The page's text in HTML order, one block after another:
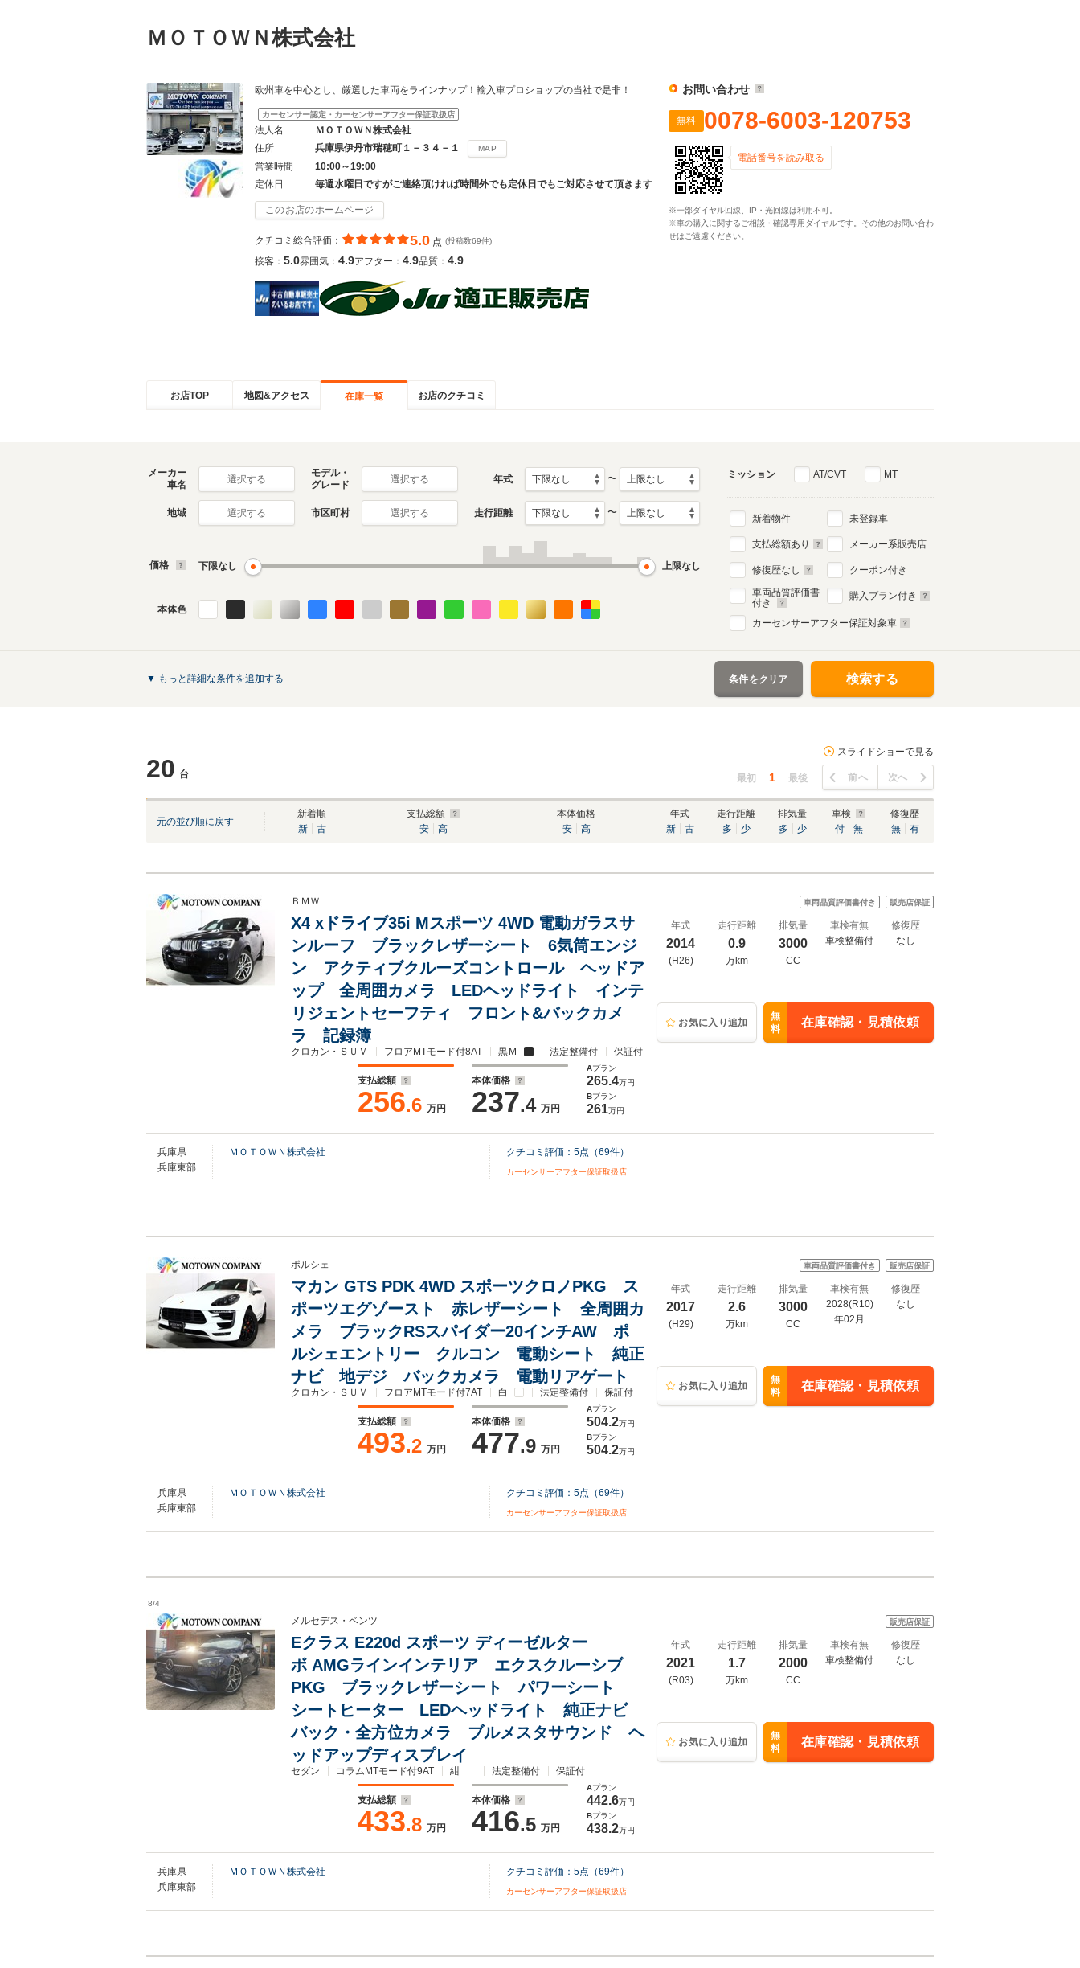
ＭＯＴＯＷＮ株式会社
欧州車を中心とし、厳選した車両をラインナップ！輸入車プロショップの当社で是非！
カーセンサー認定・カーセンサーアフター保証取扱店
法人名
ＭＯＴＯＷＮ株式会社
住所
兵庫県伊丹市瑞穂町１－３４－１ MAP
営業時間
10:00～19:00
定休日
毎週水曜日ですがご連絡頂ければ時間外でも定休日でもご対応させて頂きます
このお店のホームページ
クチコミ総合評価： 5.0 点 (投稿数69件)
接客： 5.0雰囲気： 4.9アフター： 4.9品質： 4.9
お問い合わせ
無料 0078-6003-120753
電話番号を読み取る
※一部ダイヤル回線、IP・光回線は利用不可。
※車の購入に関するご相談・確認専用ダイヤルです。その他のお問い合わ
せはご遠慮ください。
お店TOP 地図&アクセス 在庫一覧 お店のクチコミ
メーカー
車名
選択する
モデル・
グレード
選択する 年式 〜
地域 選択する 市区町村 選択する 走行距離 〜
価格 下限なし 上限なし
本体色
ミッション AT/CVT MT
新着物件
支払総額あり
修復歴なし
車両品質評価書
付き
未登録車
メーカー系販売店
クーポン付き
購入プラン付き
カーセンサーアフター保証対象車
▼ もっと詳細な条件を追加する 条件をクリア 検索する
20 台
スライドショーで見る
最初 1 最後 前へ 次へ
元の並び順に戻す
新着順
新
古
支払総額
安
高
本体価格
安
高
年式
新
古
走行距離
多
少
排気量
多
少
車検
付
無
修復歴
無
有
ＢＭＷ
X4 xドライブ35i Mスポーツ 4WD 電動ガラスサ
ンルーフ ブラックレザーシート 6気筒エンジ
ン アクティブクルーズコントロール ヘッドア
ップ 全周囲カメラ LEDヘッドライト インテ
リジェントセーフティ フロント&バックカメ
ラ 記録簿
クロカン・ＳＵＶ フロアMTモード付8AT 黒Ｍ 法定整備付 保証付
支払総額
256.6 万円
本体価格
237.4 万円
Aプラン
265.4万円
Bプラン
261万円
車両品質評価書付き 販売店保証
年式
2014
(H26)
走行距離
0.9
万km
排気量
3000
CC
車検有無
車検整備付
修復歴
なし
お気に入り追加
無
料
在庫確認・見積依頼
兵庫県
兵庫東部
ＭＯＴＯＷＮ株式会社 クチコミ評価： 5点（69件）
カーセンサーアフター保証取扱店
ポルシェ
マカン GTS PDK 4WD スポーツクロノPKG ス
ポーツエグゾースト 赤レザーシート 全周囲カ
メラ ブラックRSスパイダー20インチAW ポ
ルシェエントリー クルコン 電動シート 純正
ナビ 地デジ バックカメラ 電動リアゲート
クロカン・ＳＵＶ フロアMTモード付7AT 白 法定整備付 保証付
支払総額
493.2 万円
本体価格
477.9 万円
Aプラン
504.2万円
Bプラン
504.2万円
車両品質評価書付き 販売店保証
年式
2017
(H29)
走行距離
2.6
万km
排気量
3000
CC
車検有無
2028(R10)
年02月
修復歴
なし
お気に入り追加
無
料
在庫確認・見積依頼
兵庫県
兵庫東部
ＭＯＴＯＷＮ株式会社 クチコミ評価： 5点（69件）
カーセンサーアフター保証取扱店
8/4
メルセデス・ベンツ
Eクラス E220d スポーツ ディーゼルター
ボ AMGラインインテリア エクスクルーシブ
PKG ブラックレザーシート パワーシート
シートヒーター LEDヘッドライト 純正ナビ
バック・全方位カメラ ブルメスタサウンド ヘ
ッドアップディスプレイ
セダン コラムMTモード付9AT 紺 法定整備付 保証付
支払総額
433.8 万円
本体価格
416.5 万円
Aプラン
442.6万円
Bプラン
438.2万円
販売店保証
年式
2021
(R03)
走行距離
1.7
万km
排気量
2000
CC
車検有無
車検整備付
修復歴
なし
お気に入り追加
無
料
在庫確認・見積依頼
兵庫県
兵庫東部
ＭＯＴＯＷＮ株式会社 クチコミ評価： 5点（69件）
カーセンサーアフター保証取扱店